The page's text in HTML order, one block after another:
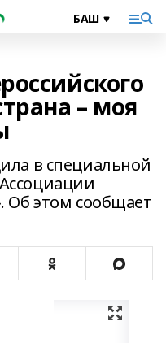
– моя
в специальной
Об этом сообщает